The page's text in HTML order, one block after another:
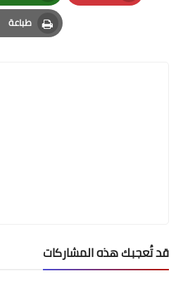
Pinterest
Whatsapp
طباعة
Print
قد تُعجبك هذه المشاركات